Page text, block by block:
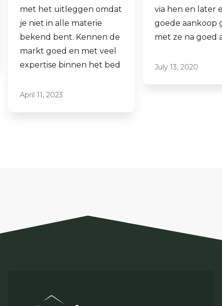
via hen en later een
goede aankoop gedaan
met ze na goed advies.
July 13, 2020
aankopen.
Laagdrempelig
professioneel,